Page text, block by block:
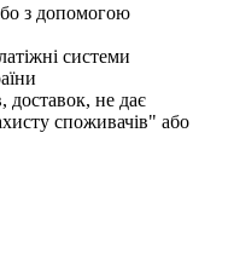
з допомогою
системи
доставок, не дає
споживачів" або